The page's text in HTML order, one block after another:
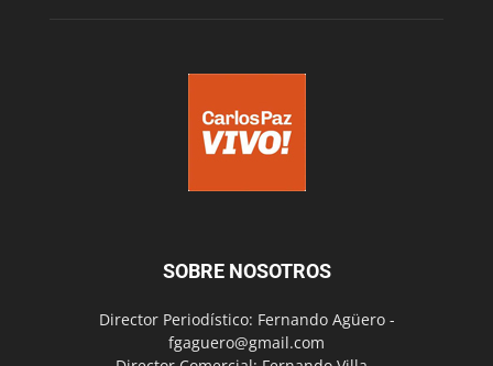
SOBRE NOSOTROS
Director Periodístico: Fernando Agüero -
fgaguero@gmail.com